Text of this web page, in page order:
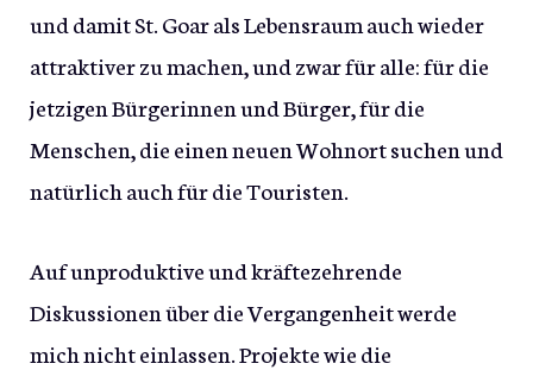
und damit St. Goar als Lebensraum auch wieder
attraktiver zu machen, und zwar für alle: für die
jetzigen Bürgerinnen und Bürger, für die
Menschen, die einen neuen Wohnort suchen und
natürlich auch für die Touristen.
Auf unproduktive und kräftezehrende
Diskussionen über die Vergangenheit werde
mich nicht einlassen. Projekte wie die